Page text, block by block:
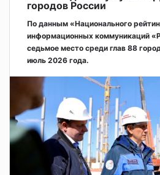
городов России
По данным «Национального
информационных коммуникаций
седьмое место среди глав 88
июль 2026 года.